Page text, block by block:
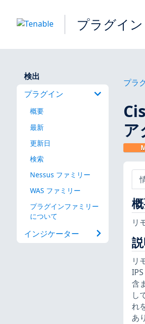
プラグイン
検出
プラグイン
概要
最新
更新日
検索
Nessus ファミリー
WAS ファミリー
プラグインファミリー
について
インジケーター
プラ
ア
リ
リ
含
し
れ
あ